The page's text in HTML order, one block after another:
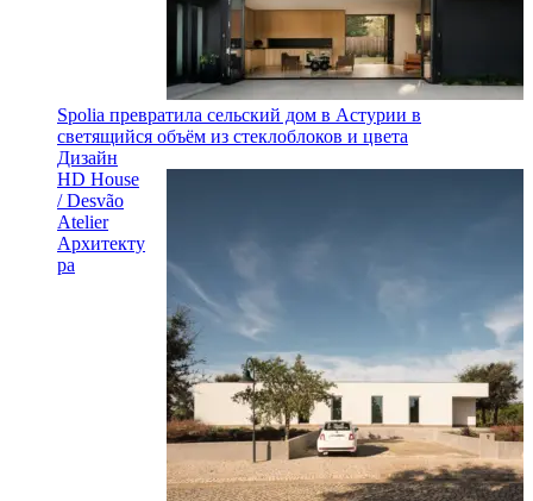
Spolia превратила сельский дом в Астурии в
светящийся объём из стеклоблоков и цвета
Дизайн
HD House
/ Desvão
Atelier
Архитекту
ра